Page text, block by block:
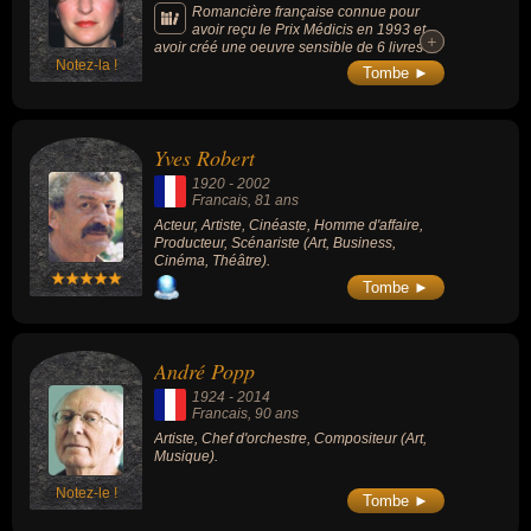
Notez-la !
Romancière française connue pour
avoir reçu le Prix Médicis en 1993 et
avoir créé une oeuvre sensible de 6 livres
seulement mais qui su imposer une voix, un
style précis, une lucidité sur les rapports
+
+
Tombe ►
Yves Robert
1920 - 2002
Francais , 81 ans
Acteur, Artiste, Cinéaste, Homme d'affaire,
Producteur, Scénariste (Art, Business,
Cinéma, Théâtre).
Tombe ►
Notez-le !
André Popp
1924 - 2014
Francais, 90 ans
Artiste, Chef d'orchestre, Compositeur (Art,
Musique).
Tombe ►